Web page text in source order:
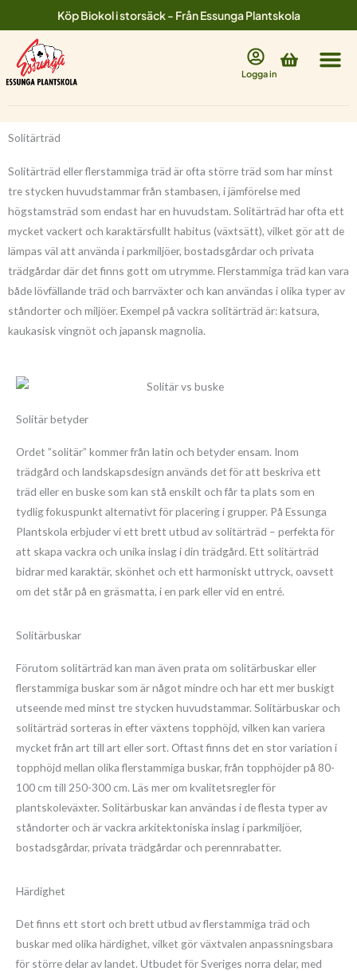
till
innehåll
Köp Biokol i storsäck - Från Essunga Plantskola
Logga in
Varukorg
Solitärträd
Solitärträd eller flerstammiga träd är ofta större träd som har minst
tre stycken huvudstammar från stambasen, i jämförelse med
högstamsträd som endast har en huvudstam. Solitärträd har ofta ett
mycket vackert och karaktärsfullt habitus (växtsätt), vilket gör att de
lämpas väl att använda i parkmiljöer, bostadsgårdar och privata
trädgårdar där det finns gott om utrymme. Flerstammiga träd kan vara
både lövfällande träd och barrväxter och kan användas i olika typer av
ståndorter och miljöer. Exempel på vackra solitärträd är: katsura,
kaukasisk vingnöt och japansk magnolia.
Solitär betyder
Ordet ”solitär” kommer från latin och betyder ensam. Inom
trädgård och landskapsdesign används det för att beskriva ett
träd eller en buske som kan stå enskilt och får ta plats som en
tydlig fokuspunkt alternativt för placering i grupper. På Essunga
Plantskola erbjuder vi ett brett utbud av solitärträd – perfekta för
att skapa vackra och unika inslag i din trädgård. Ett solitärträd
bidrar med karaktär, skönhet och ett harmoniskt uttryck, oavsett
om det står på en gräsmatta, i en park eller vid en entré.
Solitärbuskar
Förutom solitärträd kan man även prata om solitärbuskar eller
flerstammiga buskar som är något mindre och har ett mer buskigt
utseende med minst tre stycken huvudstammar. Solitärbuskar och
solitärträd sorteras in efter växtens topphöjd, vilken kan variera
mycket från art till art eller sort. Oftast finns det en stor variation i
topphöjd mellan olika flerstammiga buskar, från topphöjder på 80-
100 cm till 250-300 cm. Läs mer om kvalitetsregler för
plantskoleväxter. Solitärbuskar kan användas i de flesta typer av
ståndorter och är vackra arkitektoniska inslag i parkmiljöer,
bostadsgårdar, privata trädgårdar och perennrabatter.
Härdighet
Det finns ett stort och brett utbud av flerstammiga träd och
buskar med olika härdighet, vilket gör växtvalen anpassningsbara
för större delar av landet. Utbudet för Sveriges norra delar, med